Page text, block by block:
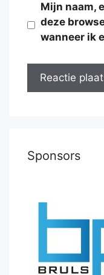
Mijn naam,
deze
wanneer ik
Sponsors